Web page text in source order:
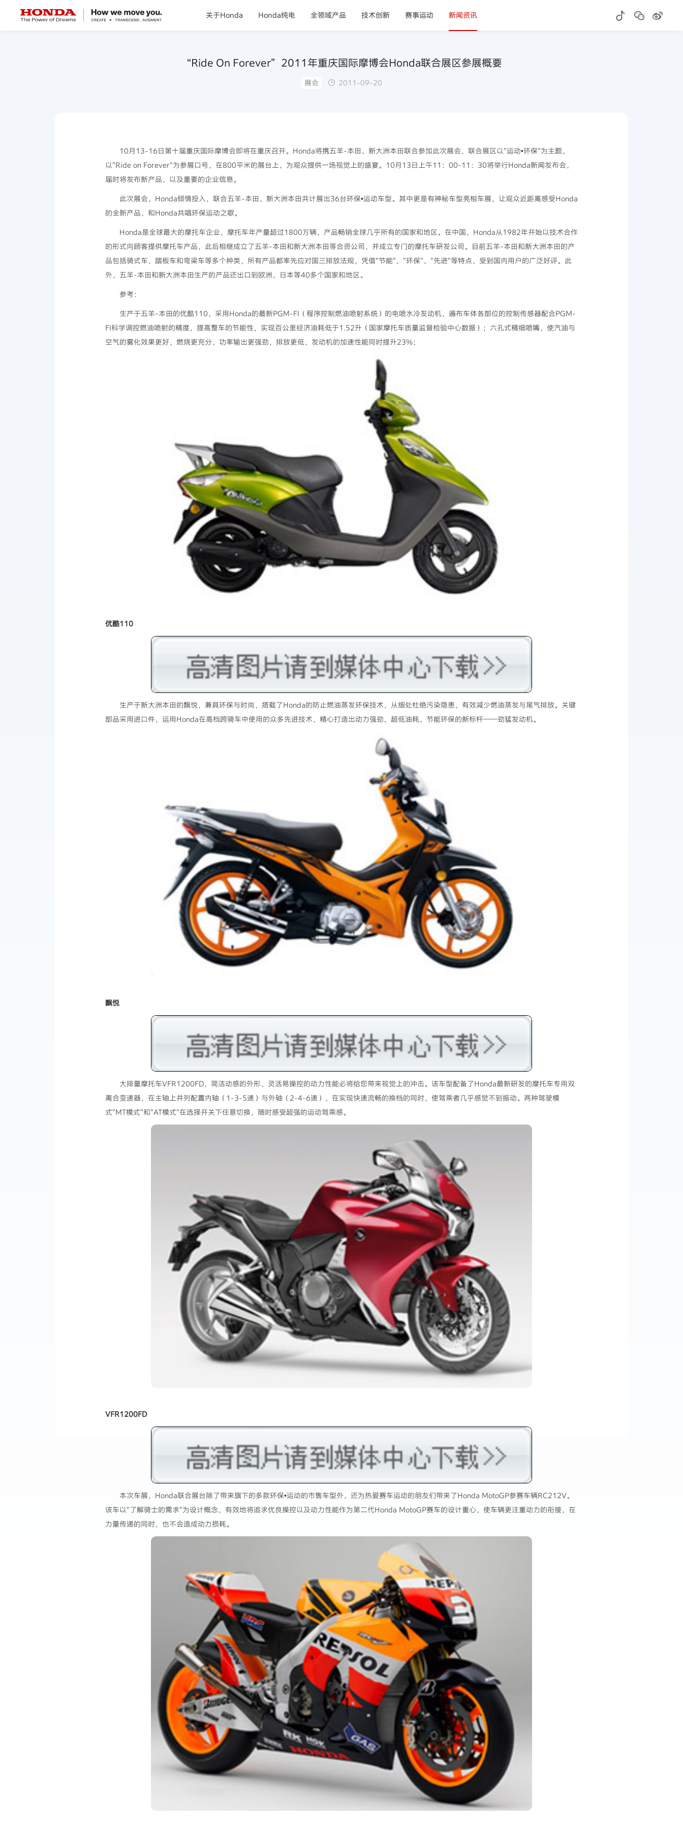
关于Honda Honda纯电 全领域产品 技术创新 赛事运动 新闻资讯
“Ride On Forever”2011年重庆国际摩博会Honda联合展区参展概要
展会 2011-09-20
10月13-16日第十届重庆国际摩博会即将在重庆召开。Honda将携五羊-本田、新大洲本田联合参加此次展会，联合展区以"运动•环保"为主题，
以"Ride on Forever"为参展口号，在800平米的展台上，为观众提供一场视觉上的盛宴。10月13日上午11：00-11：30将举行Honda新闻发布会，
届时将发布新产品，以及重要的企业信息。
此次展会，Honda倾情投入，联合五羊-本田、新大洲本田共计展出36台环保•运动车型。其中更是有神秘车型亮相车展，让观众近距离感受Honda
的全新产品，和Honda共唱环保运动之歌。
Honda是全球最大的摩托车企业，摩托车年产量超过1800万辆，产品畅销全球几乎所有的国家和地区。在中国，Honda从1982年开始以技术合作
的形式向顾客提供摩托车产品，此后相继成立了五羊-本田和新大洲本田等合资公司，并成立专门的摩托车研发公司。目前五羊-本田和新大洲本田的产
品包括骑式车、踏板车和弯梁车等多个种类，所有产品都率先应对国三排放法规，凭借"节能"、"环保"、"先进"等特点，受到国内用户的广泛好评。此
外，五羊-本田和新大洲本田生产的产品还出口到欧洲、日本等40多个国家和地区。
参考：
生产于五羊-本田的优酷110，采用Honda的最新PGM-FI（程序控制燃油喷射系统）的电喷水冷发动机，遍布车体各部位的控制传感器配合PGM-
FI科学调控燃油喷射的精度，提高整车的节能性，实现百公里经济油耗低于1.52升（国家摩托车质量监督检验中心数据）；六孔式精细喷嘴，使汽油与
空气的雾化效果更好，燃烧更充分，功率输出更强劲，排放更低，发动机的加速性能同时提升23%；
优酷110
生产于新大洲本田的飘悦，兼具环保与时尚，搭载了Honda的防止燃油蒸发环保技术，从细处杜绝污染隐患，有效减少燃油蒸发与尾气排放。关键
部品采用进口件，运用Honda在高档跨骑车中使用的众多先进技术，精心打造出动力强劲、超低油耗、节能环保的新标杆——劲猛发动机。
飘悦
大排量摩托车VFR1200FD，简洁动感的外形、灵活易操控的动力性能必将给您带来视觉上的冲击。该车型配备了Honda最新研发的摩托车专用双
离合变速器，在主轴上并列配置内轴（1-3-5速）与外轴（2-4-6速），在实现快速流畅的换档的同时，使驾乘者几乎感觉不到振动。两种驾驶模
式"MT模式"和"AT模式"在选择开关下任意切换，随时感受超强的运动驾乘感。
VFR1200FD
本次车展，Honda联合展台除了带来旗下的多款环保•运动的市售车型外，还为热爱赛车运动的朋友们带来了Honda MotoGP参赛车辆RC212V。
该车以"了解骑士的需求"为设计概念，有效地将追求优良操控以及动力性能作为第二代Honda MotoGP赛车的设计重心，使车辆更注重动力的衔接，在
力量传递的同时，也不会造成动力损耗。